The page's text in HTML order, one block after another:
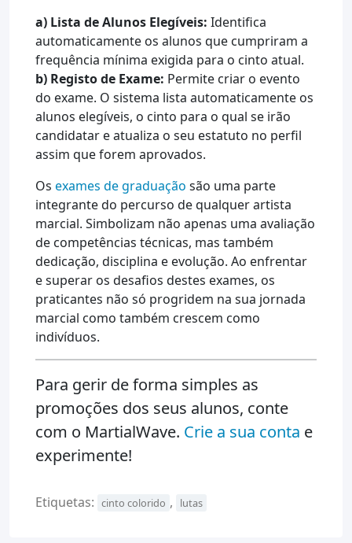
a) Lista de Alunos Elegíveis: Identifica
automaticamente os alunos que cumpriram a
frequência mínima exigida para o cinto atual.
b) Registo de Exame: Permite criar o evento
do exame. O sistema lista automaticamente os
alunos elegíveis, o cinto para o qual se irão
candidatar e atualiza o seu estatuto no perfil
assim que forem aprovados.
Os exames de graduação são uma parte
integrante do percurso de qualquer artista
marcial. Simbolizam não apenas uma avaliação
de competências técnicas, mas também
dedicação, disciplina e evolução. Ao enfrentar
e superar os desafios destes exames, os
praticantes não só progridem na sua jornada
marcial como também crescem como
indivíduos.
Para gerir de forma simples as
promoções dos seus alunos, conte
com o MartialWave. Crie a sua conta e
experimente!
Etiquetas: cinto colorido , lutas